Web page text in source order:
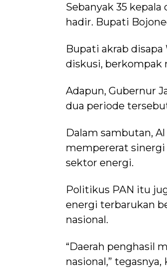
Sebanyak 35
hadir. Bupati
Bupati akrab
diskusi, berkompak
Adapun, Gubernur
dua periode
Dalam sambutan,
mempererat sinergi
sektor energi.
Politikus PAN itu
energi terbarukan
nasional.
“Daerah penghasil
nasional,” tegasnya,